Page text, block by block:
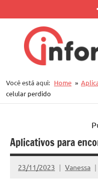
para
conteúdo
Você está aqui: Home
celular perdido
Aplicativos para
23/11/2023 Vanessa